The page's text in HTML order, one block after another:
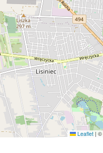
Leaflet | ©